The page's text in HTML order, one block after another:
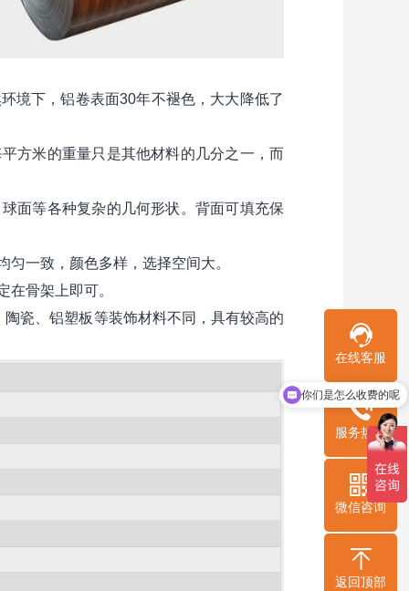
境下，铝卷表面30年不褪色，大大降低了
方米的重量只是其他材料的几分之一，而
面等各种复杂的几何形状。背面可填充保
一致，颜色多样，选择空间大。
骨架上即可。
瓷、铝塑板等装饰材料不同，具有较高的
在线客服
服务热线
微信咨询
返回顶部
现在有优惠活动吗